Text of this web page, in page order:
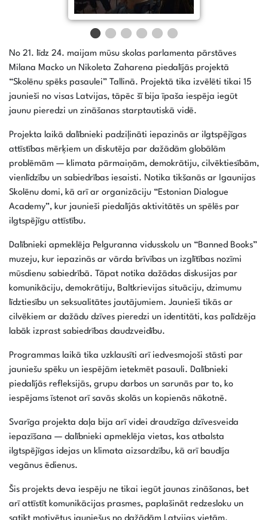
No 21. līdz 24. maijam mūsu skolas parlamenta pārstāves
Milana Macko un Nikoleta Zaharena piedalījās projektā
“Skolēnu spēks pasaulei” Tallinā. Projektā tika izvēlēti tikai 15
jaunieši no visas Latvijas, tāpēc šī bija īpaša iespēja iegūt
jaunu pieredzi un zināšanas starptautiskā vidē.
Projekta laikā dalībnieki padziļināti iepazinās ar ilgtspējīgas
attīstības mērķiem un diskutēja par dažādām globālām
problēmām — klimata pārmaiņām, demokrātiju, cilvēktiesībām,
vienlīdzību un sabiedrības iesaisti. Notika tikšanās ar Igaunijas
Skolēnu domi, kā arī ar organizāciju “Estonian Dialogue
Academy”, kur jaunieši piedalījās aktivitātēs un spēlēs par
ilgtspējīgu attīstību.
Dalībnieki apmeklēja Pelguranna vidusskolu un “Banned Books”
muzeju, kur iepazinās ar vārda brīvības un izglītības nozīmi
mūsdienu sabiedrībā. Tāpat notika dažādas diskusijas par
komunikāciju, demokrātiju, Baltkrievijas situāciju, dzimumu
līdztiesību un seksualitātes jautājumiem. Jaunieši tikās ar
cilvēkiem ar dažādu dzīves pieredzi un identitāti, kas palīdzēja
labāk izprast sabiedrības daudzveidību.
Programmas laikā tika uzklausīti arī iedvesmojoši stāsti par
jauniešu spēku un iespējām ietekmēt pasauli. Dalībnieki
piedalījās refleksijās, grupu darbos un sarunās par to, ko
iespējams īstenot arī savās skolās un kopienās nākotnē.
Svarīga projekta daļa bija arī videi draudzīga dzīvesveida
iepazīšana — dalībnieki apmeklēja vietas, kas atbalsta
ilgtspējīgas idejas un klimata aizsardzību, kā arī baudīja
vegānus ēdienus.
Šis projekts deva iespēju ne tikai iegūt jaunas zināšanas, bet
arī attīstīt komunikācijas prasmes, paplašināt redzesloku un